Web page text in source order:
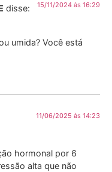
disse: 15/11/2024 às 16:29
umida? Você está
11/06/2025 às 14:23
hormonal por 6
alta que não